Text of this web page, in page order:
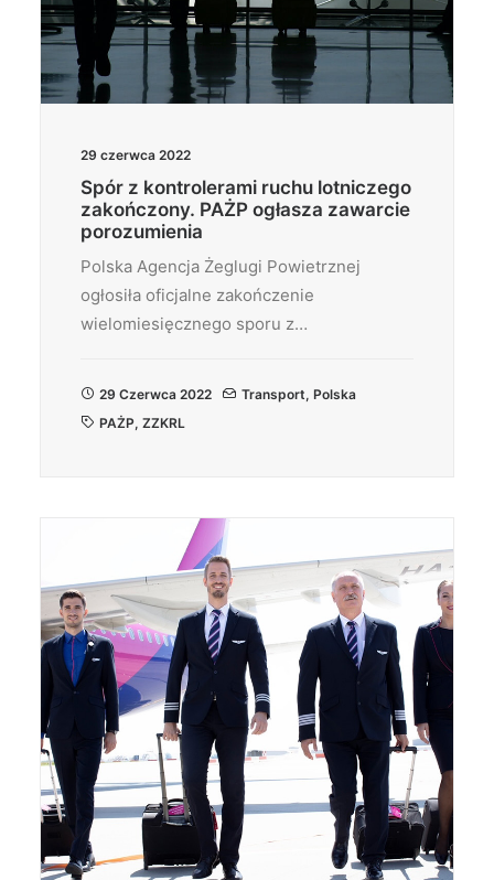
29 czerwca 2022
Spór z kontrolerami ruchu lotniczego
zakończony. PAŻP ogłasza zawarcie
porozumienia
Polska Agencja Żeglugi Powietrznej
ogłosiła oficjalne zakończenie
wielomiesięcznego sporu z…
29 Czerwca 2022 Transport, Polska
PAŻP, ZZKRL